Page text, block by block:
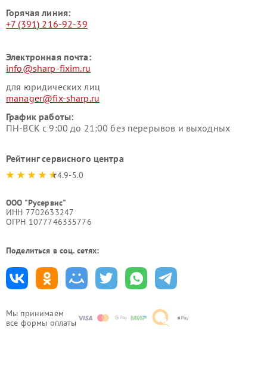
Мы принимаем
все формы оплаты
Горячая линия:
+7 (391) 216-92-39
Электронная почта:
info@sharp-fixim.ru
для юридических лиц
manager@fix-sharp.ru
График работы:
ПН-ВСК с 9:00 до 21:00 без перерывов и выходных
Рейтинг сервисного центра
4.9-5.0
ООО "Русервис"
ИНН 7702633247
ОГРН 1077746335776
Поделиться в соц. сетях: